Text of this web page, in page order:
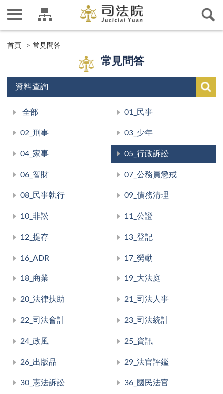
首頁 常見問答
常見問答
資料查詢
全部 01_民事
02_刑事 03_少年
04_家事 05_行政訴訟
06_智財 07_公務員懲戒
08_民事執行 09_債務清理
10_非訟 11_公證
12_提存 13_登記
16_ADR 17_勞動
18_商業 19_大法庭
20_法律扶助 21_司法人事
22_司法會計 23_司法統計
24_政風 25_資訊
26_出版品 29_法官評鑑
30_憲法訴訟 36_國民法官